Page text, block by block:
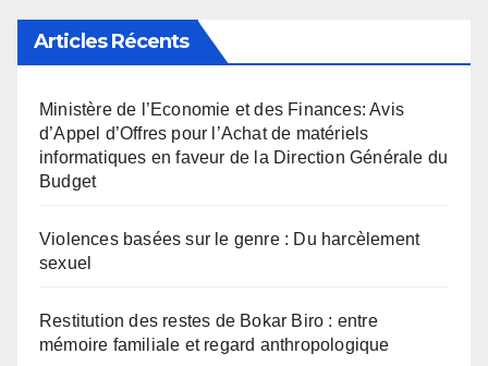
Articles Récents
Ministère de l’Economie et des Finances: Avis
d’Appel d’Offres pour l’Achat de matériels
informatiques en faveur de la Direction Générale du
Budget
Violences basées sur le genre : Du harcèlement
sexuel
Restitution des restes de Bokar Biro : entre
mémoire familiale et regard anthropologique